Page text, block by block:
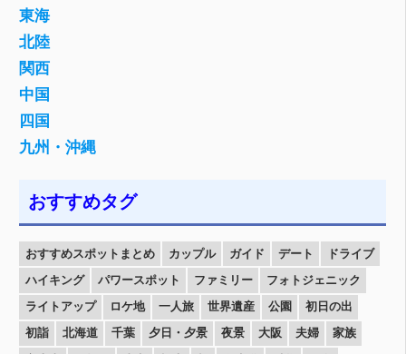
東海
北陸
関西
中国
四国
九州・沖縄
おすすめタグ
おすすめスポットまとめ カップル ガイド デート
ドライブ
ハイキング
パワースポット ファミリー
フォトジェニック
ライトアップ
ロケ地 一人旅 世界遺産 公園
初日の出
初詣
北海道 千葉 夕日・夕景 夜景 大阪 夫婦
家族